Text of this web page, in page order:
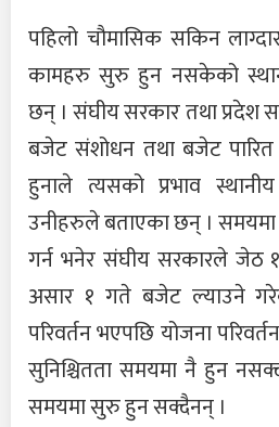
पहिलो चौमासिक सकिन
कामहरु सुरु हुन नसकेको
छन् । संघीय सरकार तथा प्रदेश
बजेट संशोधन तथा बजेट
हुनाले त्यसको प्रभाव
उनीहरुले बताएका छन् । समयमा
गर्न भनेर संघीय सरकारले जेठ
असार १ गते बजेट ल्याउने
परिवर्तन भएपछि योजना
सुनिश्चितता समयमा नै हुन
समयमा सुरु हुन सक्दैनन् ।